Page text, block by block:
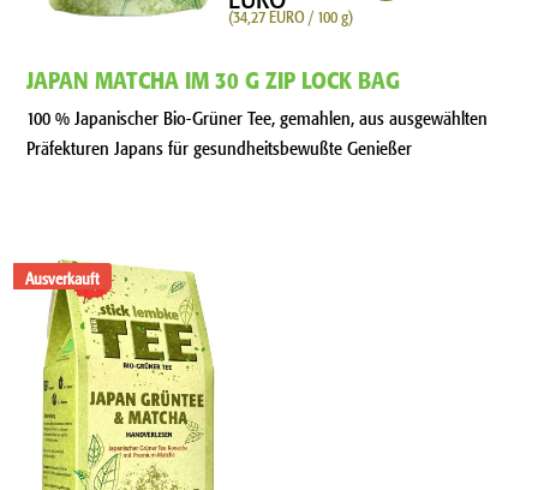
(34,27 EURO / 100 g)
JAPAN MATCHA IM 30 G ZIP LOCK BAG
100 % Japanischer Bio-Grüner Tee, gemahlen, aus ausgewählten
Präfekturen Japans für gesundheitsbewußte Genießer
Ausverkauft